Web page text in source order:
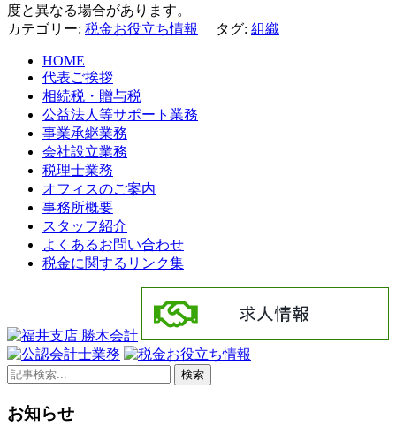
度と異なる場合があります。
カテゴリー: 税金お役立ち情報 タグ: 組織
HOME
代表ご挨拶
相続税・贈与税
公益法人等サポート業務
事業承継業務
会社設立業務
税理士業務
オフィスのご案内
事務所概要
スタッフ紹介
よくあるお問い合わせ
税金に関するリンク集
検索
お知らせ